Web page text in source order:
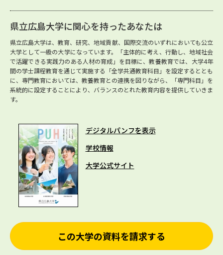
県立広島大学に関心を持ったあなたは
県立広島大学は、教育、研究、地域貢献、国際交流のいずれにおいても公立
大学として一級の大学になっています。「主体的に考え、行動し、地域社会
で活躍できる実践力のある人材の育成」を目標に、教養教育では、大学4年
間の学士課程教育を通じて実施する「全学共通教育科目」を設定するととも
に、専門教育においては、教養教育との連携を図りながら、「専門科目」を
系統的に設定することにより、バランスのとれた教育内容を提供していきま
す。
デジタルパンフを表示
学校情報
大学公式サイト
この大学の資料を請求する